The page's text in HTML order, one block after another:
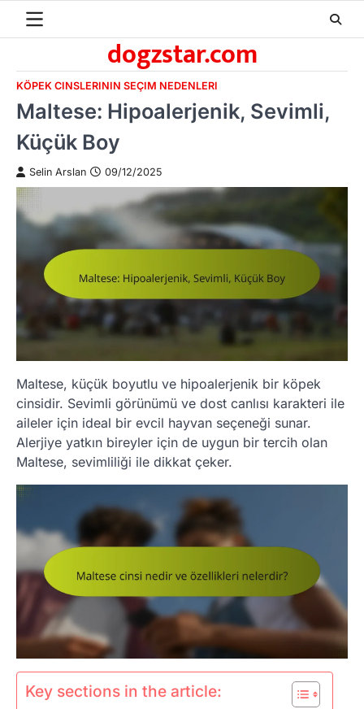
dogzstar.com
KÖPEK CINSLERININ SEÇIM NEDENLERI
Maltese: Hipoalerjenik, Sevimli,
Küçük Boy
Selin Arslan 09/12/2025
Maltese, küçük boyutlu ve hipoalerjenik bir köpek
cinsidir. Sevimli görünümü ve dost canlısı karakteri ile
aileler için ideal bir evcil hayvan seçeneği sunar.
Alerjiye yatkın bireyler için de uygun bir tercih olan
Maltese, sevimliliği ile dikkat çeker.
Key sections in the article: